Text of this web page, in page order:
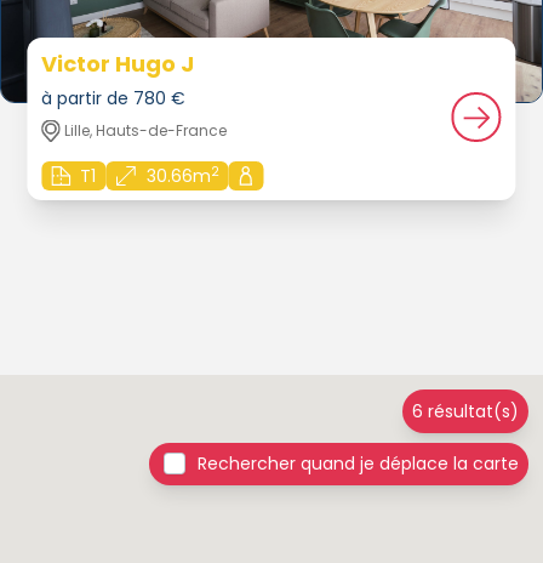
Victor Hugo J
à partir de 780 €
Lille, Hauts-de-France
T1 30.66m2
6 résultat(s)
Rechercher quand je déplace la carte